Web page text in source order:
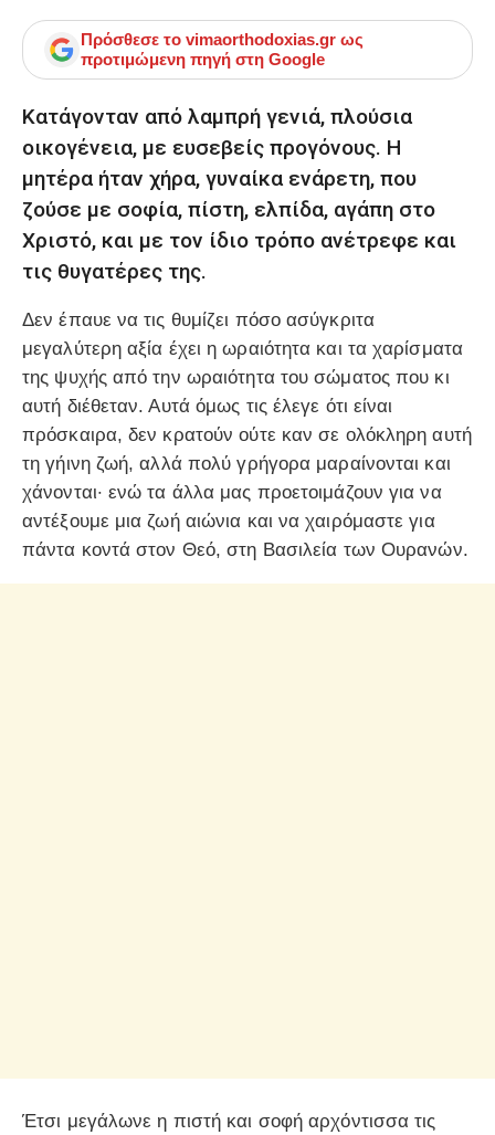
Πρόσθεσε το vimaorthodoxias.gr ως
προτιμώμενη πηγή στη Google
Κατάγονταν από λαμπρή γενιά, πλούσια
οικογένεια, με ευσεβείς προγόνους. Η
μητέρα ήταν χήρα, γυναίκα ενάρετη, που
ζούσε με σοφία, πίστη, ελπίδα, αγάπη στο
Χριστό, και με τον ίδιο τρόπο ανέτρεφε και
τις θυγατέρες της.
Δεν έπαυε να τις θυμίζει πόσο ασύγκριτα
μεγαλύτερη αξία έχει η ωραιότητα και τα χαρίσματα
της ψυχής από την ωραιότητα του σώματος που κι
αυτή διέθεταν. Αυτά όμως τις έλεγε ότι είναι
πρόσκαιρα, δεν κρατούν ούτε καν σε ολόκληρη αυτή
τη γήινη ζωή, αλλά πολύ γρήγορα μαραίνονται και
χάνονται· ενώ τα άλλα μας προετοιμάζουν για να
αντέξουμε μια ζωή αιώνια και να χαιρόμαστε για
πάντα κοντά στον Θεό, στη Βασιλεία των Ουρανών.
Έτσι μεγάλωνε η πιστή και σοφή αρχόντισσα τις